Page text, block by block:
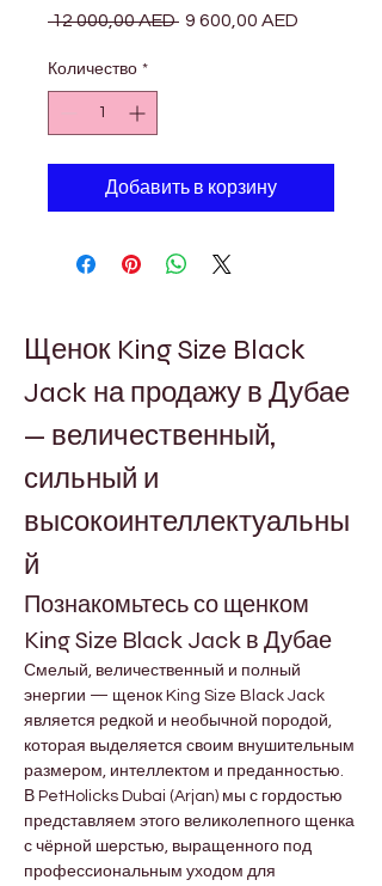
12 000,00 AED Обычная
9 600,00 AED
Количество *
Добавить в корзину
Щенок King Size Black
Jack на продажу в Дубае
— величественный,
сильный и
высокоинтеллектуальны
й
Познакомьтесь со щенком
King Size Black Jack в Дубае
Смелый, величественный и полный
энергии — щенок King Size Black Jack
является редкой и необычной породой,
которая выделяется своим внушительным
размером, интеллектом и преданностью.
В PetHolicks Dubai (Arjan) мы с гордостью
представляем этого великолепного щенка
с чёрной шерстью, выращенного под
профессиональным уходом для